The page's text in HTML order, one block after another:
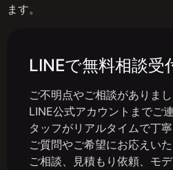
ます。
LINEで無料相談受
ご不明点やご相談がありま
LINE公式アカウントまでご
タッフがリアルタイムで丁
ご質問やご希望にお応えい
ご相談、見積もり依頼、モ